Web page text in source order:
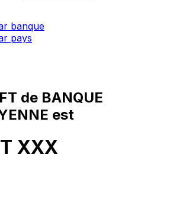
banque
pays
de BANQUE
est
XXX